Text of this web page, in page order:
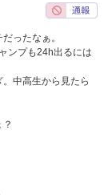
ったなぁ。
ンプも24h出るには
中高生から見たら